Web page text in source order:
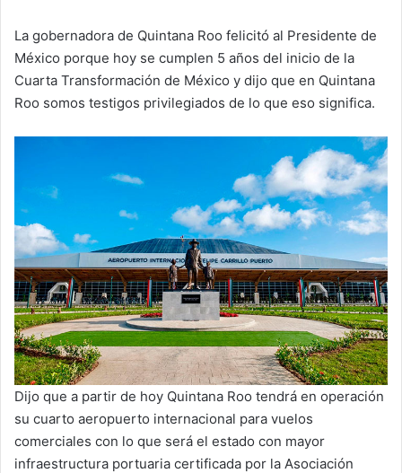
La gobernadora de Quintana Roo felicitó al Presidente de
México porque hoy se cumplen 5 años del inicio de la
Cuarta Transformación de México y dijo que en Quintana
Roo somos testigos privilegiados de lo que eso significa.
Dijo que a partir de hoy Quintana Roo tendrá en operación
su cuarto aeropuerto internacional para vuelos
comerciales con lo que será el estado con mayor
infraestructura portuaria certificada por la Asociación